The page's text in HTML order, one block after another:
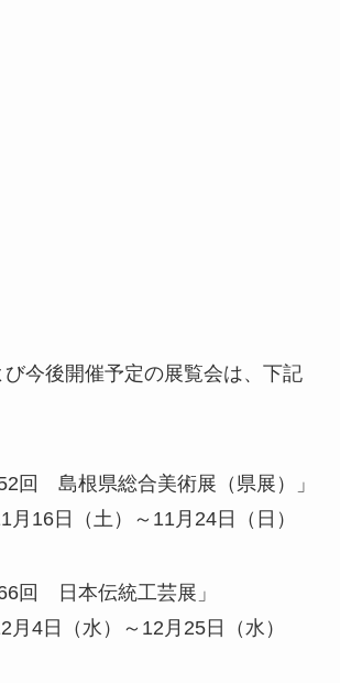
今後開催予定の展覧会は、下記
回 島根県総合美術展（県展）」
月16日（土）～11月24日（日）
回 日本伝統工芸展」
月4日（水）～12月25日（水）